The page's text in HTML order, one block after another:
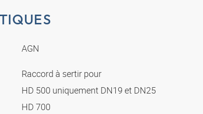
AGN
Raccord à sertir pour
HD 500 uniquement DN19 et DN25
HD 700